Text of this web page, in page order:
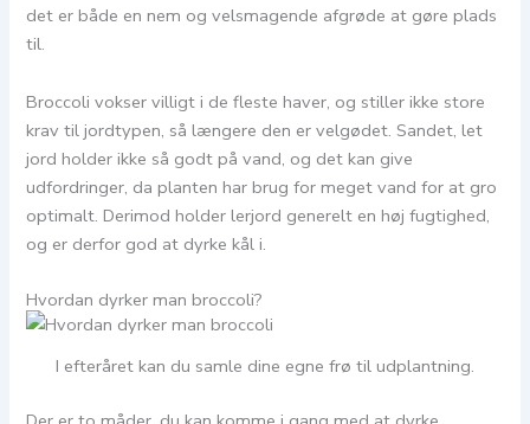
det er både en nem og velsmagende afgrøde at gøre plads
til.
Broccoli vokser villigt i de fleste haver, og stiller ikke store
krav til jordtypen, så længere den er velgødet. Sandet, let
jord holder ikke så godt på vand, og det kan give
udfordringer, da planten har brug for meget vand for at gro
optimalt. Derimod holder lerjord generelt en høj fugtighed,
og er derfor god at dyrke kål i.
Hvordan dyrker man broccoli?
I efteråret kan du samle dine egne frø til udplantning.